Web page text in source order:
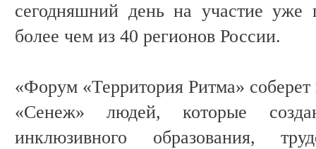
сегодняшний день на участие уже
более чем из 40 регионов России.
«Форум «Территория Ритма»
«Сенеж» людей, которые
инклюзивного образования,